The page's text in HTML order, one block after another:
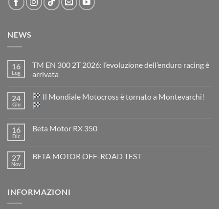
NEWS
16
Lug
TM EN 300 2T 2026: l’evoluzione dell’enduro racing è
arrivata
su
TM
EN
2026:
è
arrivata
24
Giu
Il Mondiale Motocross è tornato a Montevarchi!
su
Motocross
è
16
Dic
Beta Motor RX 350
Beta
27
Nov
BETA MOTOR OFF-ROAD TEST
MOTOR
INFORMAZIONI